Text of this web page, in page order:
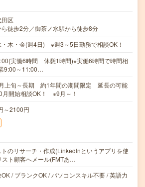
田区
徒歩2分／御茶ノ水駅から徒歩8分
・木・金(週4日) ※週3～5日勤務で相談OK！
実働6時間 休憩1時間)※実働6時間で時間相
9:00～11:00…
上旬～長期 約1年間の期間限定 延長の可能
月開始相談OK！ ※9月～！
～2100円
トのリサーチ・作成(LinkedInというアプリを使
スト顧客へメール(FMTあ…
/ ブランクOK / パソコンスキル不要 / 英語力